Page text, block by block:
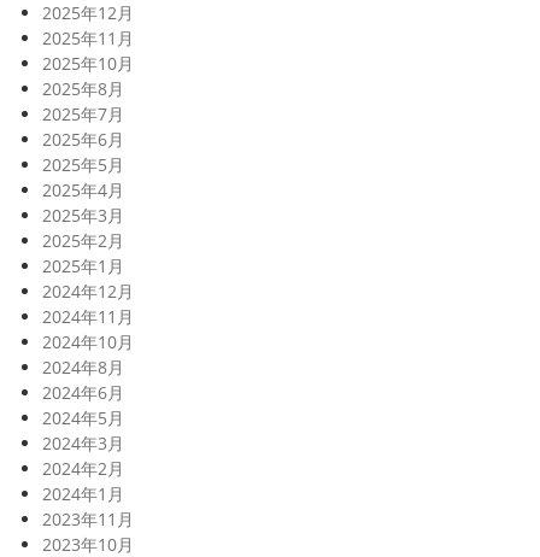
2025年12月
2025年11月
2025年10月
2025年8月
2025年7月
2025年6月
2025年5月
2025年4月
2025年3月
2025年2月
2025年1月
2024年12月
2024年11月
2024年10月
2024年8月
2024年6月
2024年5月
2024年3月
2024年2月
2024年1月
2023年11月
2023年10月